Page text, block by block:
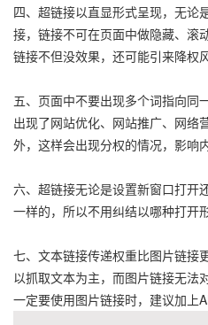
四、超链接以直显形式呈现，无论
接，链接不可在页面中做隐藏、滚
链接不但没效果，还可能引来降权风
五、页面中不要出现多个词指向同
出现了网站优化、网站推广、网络
外，这样会出现分权的情况，影响
六、超链接无论是设置新窗口打开
一样的，所以不用纠结以哪种打开
七、文本链接传递权重比图片链接
以抓取文本为主，而图片链接无法
一定要使用图片链接时，建议加上